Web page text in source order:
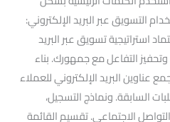
التسويق عبر البريد الإلكتروني:
استراتيجية تسويق عبر البريد
التفاعل مع جمهورك. بناء
عناوين البريد الإلكتروني للعملاء
السابقة. ونماذج التسجيل،
الاجتماعي. تقسيم القائمة